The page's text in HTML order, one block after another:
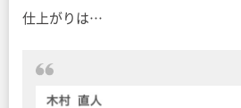
仕上がりは…